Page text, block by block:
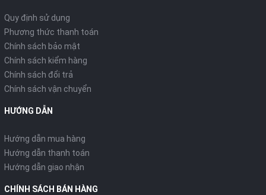
Quy định sử dụng
Phương thức thanh toán
Chính sách bảo mật
Chính sách kiểm hàng
Chính sách đổi trả
Chính sách vận chuyển
HƯỚNG DẪN
Hướng dẫn mua hàng
Hướng dẫn thanh toán
Hướng dẫn giao nhận
CHÍNH SÁCH BÁN HÀNG